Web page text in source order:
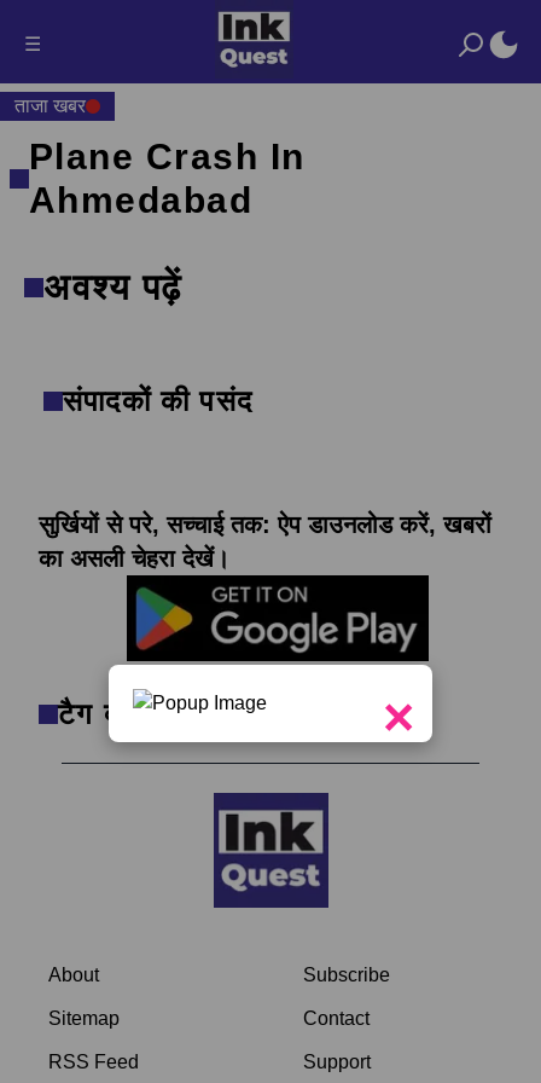
☰
ताजा खबर
×
Plane Crash In
Ahmedabad
अवश्य पढ़ें
संपादकों की पसंद
सुर्खियों से परे, सच्चाई तक: ऐप डाउनलोड करें, खबरों
का असली चेहरा देखें।
टैग क्लाउड
About
Sitemap
RSS Feed
Subscribe
Contact
Support